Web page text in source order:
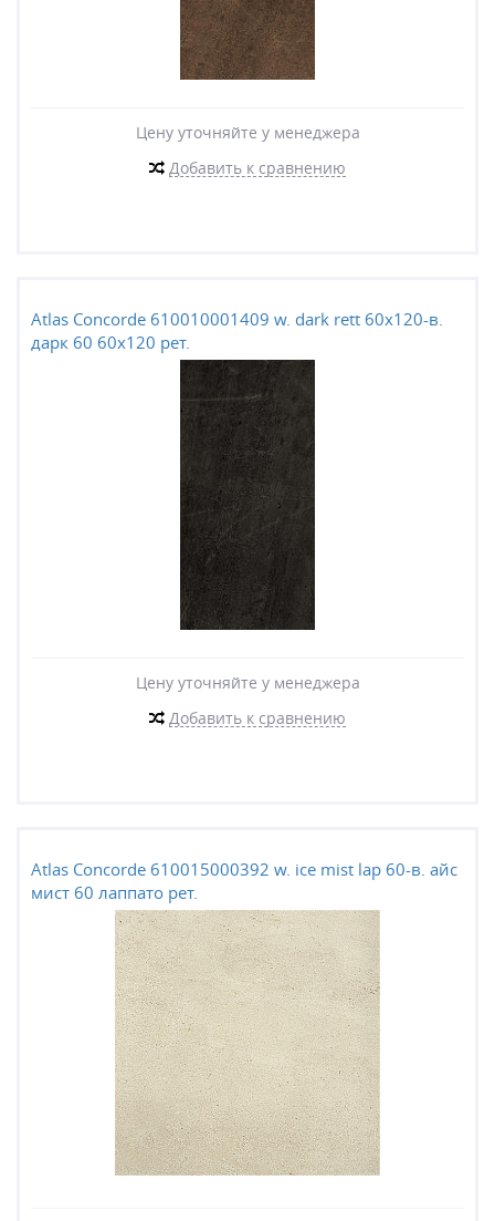
Цену уточняйте у менеджера
Добавить к сравнению
Atlas Concorde 610010001409 w. dark rett 60x120-в.
дарк 60 60x120 рет.
Цену уточняйте у менеджера
Добавить к сравнению
Atlas Concorde 610015000392 w. ice mist lap 60-в. айс
мист 60 лаппато рет.